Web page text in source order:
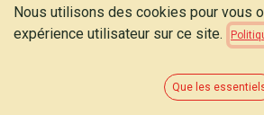
2,95€ (15,53€ /kg )
Nous utilisons des cookies pour vous
expérience utilisateur sur ce site.
Que les